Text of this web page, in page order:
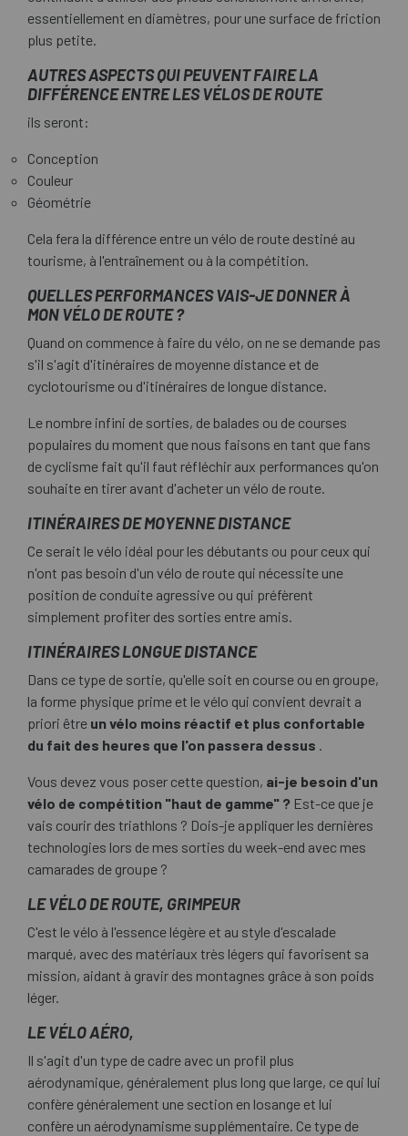
essentiellement en diamètres, pour une surface de friction
plus petite.
AUTRES ASPECTS QUI PEUVENT FAIRE LA
DIFFÉRENCE ENTRE LES VÉLOS DE ROUTE
ils seront:
Conception
Couleur
Géométrie
Cela fera la différence entre un vélo de route destiné au
tourisme, à l'entraînement ou à la compétition.
QUELLES PERFORMANCES VAIS-JE DONNER À
MON VÉLO DE ROUTE ?
Quand on commence à faire du vélo, on ne se demande pas
s'il s'agit d'itinéraires de moyenne distance et de
cyclotourisme ou d'itinéraires de longue distance.
Le nombre infini de sorties, de balades ou de courses
populaires du moment que nous faisons en tant que fans
de cyclisme fait qu'il faut réfléchir aux performances qu'on
souhaite en tirer avant d'acheter un vélo de route.
ITINÉRAIRES DE MOYENNE DISTANCE
Ce serait le vélo idéal pour les débutants ou pour ceux qui
n'ont pas besoin d'un vélo de route qui nécessite une
position de conduite agressive ou qui préfèrent
simplement profiter des sorties entre amis.
ITINÉRAIRES LONGUE DISTANCE
Dans ce type de sortie, qu'elle soit en course ou en groupe,
la forme physique prime et le vélo qui convient devrait a
priori être un vélo moins réactif et plus confortable
du fait des heures que l'on passera dessus .
Vous devez vous poser cette question, ai-je besoin d'un
vélo de compétition "haut de gamme" ? Est-ce que je
vais courir des triathlons ? Dois-je appliquer les dernières
technologies lors de mes sorties du week-end avec mes
camarades de groupe ?
LE VÉLO DE ROUTE, GRIMPEUR
C'est le vélo à l'essence légère et au style d'escalade
marqué, avec des matériaux très légers qui favorisent sa
mission, aidant à gravir des montagnes grâce à son poids
léger.
LE VÉLO AÉRO,
Il s'agit d'un type de cadre avec un profil plus
aérodynamique, généralement plus long que large, ce qui lui
confère généralement une section en losange et lui
confère un aérodynamisme supplémentaire. Ce type de